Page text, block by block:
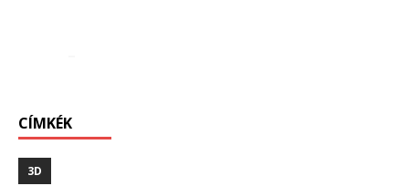
CÍMKÉK
3D